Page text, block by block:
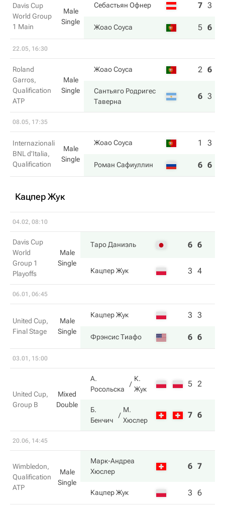
Davis Cup
World Group
1 Main
Male
Single
Себастьян Офнер 7 3
Жоао Соуса 5 6
22.05, 16:30
Roland
Garros,
Qualification
ATP
Male
Single
Жоао Соуса 2 6
Сантьяго Родригес
Таверна
6 3
08.05, 17:35
Internazionali
BNL d'Italia,
Qualification
Male
Single
Жоао Соуса 1 3
Роман Сафиуллин 6 6
Кацпер Жук
04.02, 08:10
Davis Cup
World
Group 1
Playoffs
Male
Single
Таро Даниэль 6 6
Кацпер Жук 3 4
06.01, 06:45
United Cup,
Final Stage
Male
Single
Кацпер Жук 3 3
Фрэнсис Тиафо 6 6
03.01, 15:00
United Cup,
Group B
Mixed
Double
А.
Росольска
К.
Жук
5 2
Б.
Бенчич
М.
Хюслер
7 6
20.06, 14:45
Wimbledon,
Qualification
ATP
Male
Single
Марк-Андреа
Хюслер
6 7
Кацпер Жук 3 6